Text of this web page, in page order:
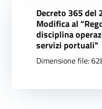
Decreto 365 del
Modifica al
disciplina
servizi portuali"
Dimensione file: